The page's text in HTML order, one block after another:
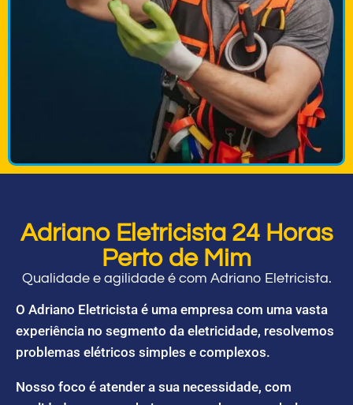
Adriano Eletricista 24 Horas
Perto de Mim
Qualidade e agilidade é com Adriano Eletricista.
O Adriano Eletricista é uma empresa com uma vasta
experiência no segmento da eletricidade, resolvemos
problemas elétricos simples e complexos.
Nosso foco é atender a sua necessidade, com